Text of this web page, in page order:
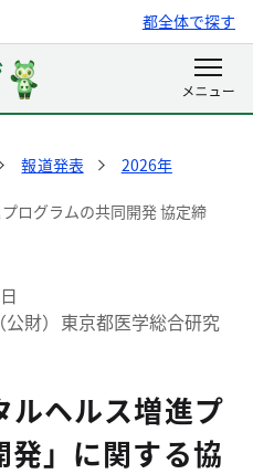
都全体で探す
報道発表
2026年
ログラムの共同開発 協定締
財）東京都医学総合研究
ルヘルス増進プ
発」に関する協